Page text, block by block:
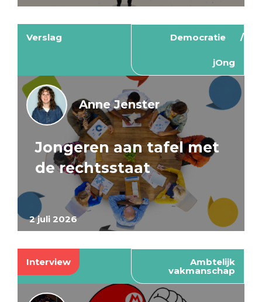
Verslag Democratie
jOng
2 juli 2026
Anne Jenster
Jongeren aan tafel met
de rechtsstaat
Interview Ambtelijk
vakmanschap